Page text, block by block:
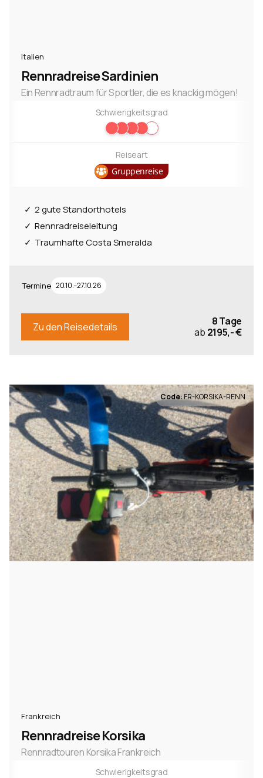
Italien
Rennradreise Sardinien
Ein Rennradtraum für Sportler, die es knackig mögen!
Schwierigkeitsgrad
Reiseart
Gruppenreise
2 gute Standorthotels
Rennradreiseleitung
Traumhafte Costa Smeralda
Termine 20.10.–27.10.26
Zu den Reisedetails
8 Tage
ab 2195,- €
Code: FR-KORSIKA-RENN
Frankreich
Rennradreise Korsika
Rennradtouren Korsika Frankreich
Schwierigkeitsgrad